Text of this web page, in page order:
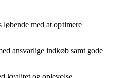
med at optimere
ansvarlige indkøb samt gode